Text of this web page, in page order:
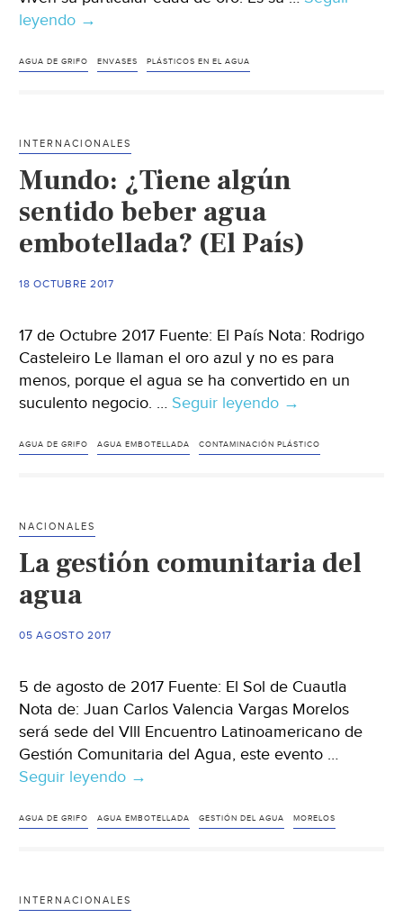
leyendo España:
y
agua
de
grifo
para
reducir
de
(La
Vanguardia)
→
AGUA DE GRIFO ENVASES PLÁSTICOS EN EL AGUA
INTERNACIONALES
Mundo: ¿Tiene algún
sentido beber agua
embotellada? (El País)
18 OCTUBRE 2017
17 de Octubre 2017 Fuente: El País Nota: Rodrigo
Casteleiro Le llaman el oro azul y no es para
menos, porque el agua se ha convertido en un
suculento negocio. … Seguir leyendo Mundo:
algún
(El
→
AGUA DE GRIFO AGUA EMBOTELLADA CONTAMINACIÓN PLÁSTICO
NACIONALES
La gestión comunitaria del
agua
05 AGOSTO 2017
5 de agosto de 2017 Fuente: El Sol de Cuautla
Nota de: Juan Carlos Valencia Vargas Morelos
será sede del Vlll Encuentro Latinoamericano de
Gestión Comunitaria del Agua, este evento …
Seguir leyendo La
comunitaria
→
AGUA DE GRIFO AGUA EMBOTELLADA GESTIÓN DEL AGUA MORELOS
INTERNACIONALES